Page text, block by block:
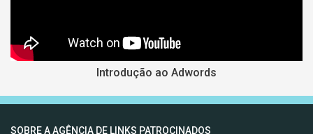
Introdução ao Adwords
SOBRE A AGÊNCIA DE LINKS PATROCINADOS